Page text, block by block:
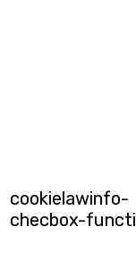
cookielawinfo-
checbox-